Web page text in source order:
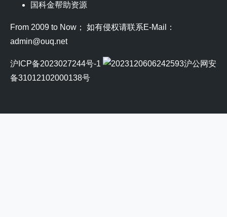
国科金帮助资源
From 2009 to Now； 如有侵权请联系E-Mail：
admin@ouq.net
沪ICP备2023027244号-1
沪公网安
备31012102000138号